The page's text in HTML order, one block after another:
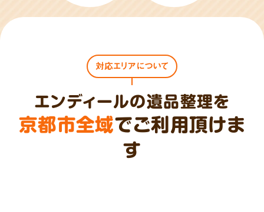
対応エリアについて
エンディールの遺品整理を
京都市全域でご利用頂けま
す